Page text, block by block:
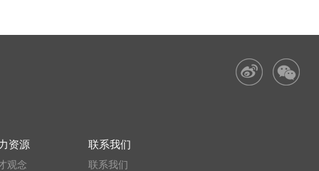
资源
观念
联系我们
联系我们